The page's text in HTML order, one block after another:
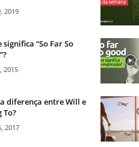
2019
significa “So Far So
2015
diferença entre Will e
To?
2017